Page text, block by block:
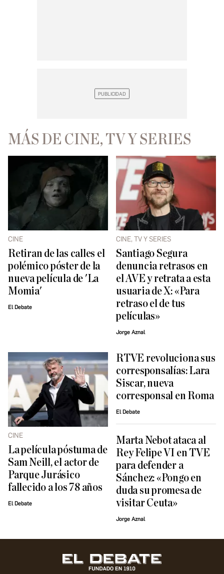
MÁS DE CINE, TV Y SERIES
CINE
Retiran de las calles el
polémico póster de la
nueva película de 'La
Momia'
El Debate
CINE, TV Y SERIES
Santiago Segura
denuncia retrasos en
el AVE y retrata a esta
usuaria de X: «Para
retraso el de tus
películas»
Jorge Aznal
CINE
La película póstuma de
Sam Neill, el actor de
Parque Jurásico
fallecido a los 78 años
El Debate
RTVE revoluciona sus
corresponsalías: Lara
Siscar, nueva
corresponsal en Roma
El Debate
Marta Nebot ataca al
Rey Felipe VI en TVE
para defender a
Sánchez: «Pongo en
duda su promesa de
visitar Ceuta»
Jorge Aznal